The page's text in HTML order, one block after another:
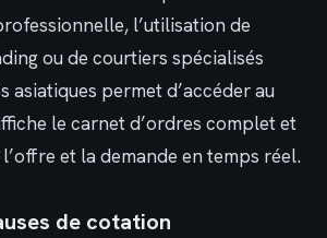
l’utilisation de
ou de courtiers spécialisés
asiatiques permet d’accéder au
le carnet d’ordres complet et
et la demande en temps réel.
de cotation